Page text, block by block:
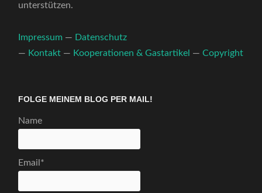
unterstützen.
Impressum — Datenschutz
— Kontakt — Kooperationen & Gastartikel —Copyright
FOLGE MEINEM BLOG PER MAIL!
Name
Email*